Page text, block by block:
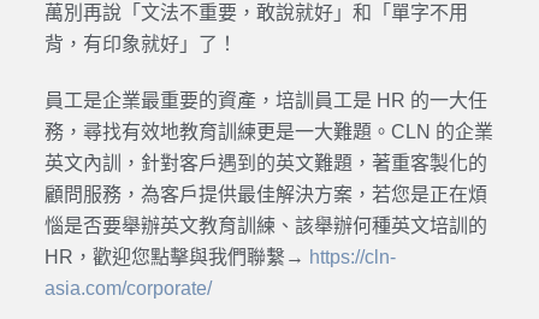
萬別再說「文法不重要，敢說就好」和「單字不用
背，有印象就好」了！
員工是企業最重要的資產，培訓員工是 HR 的一大任
務，尋找有效地教育訓練更是一大難題。CLN 的企業
英文內訓，針對客戶遇到的英文難題，著重客製化的
顧問服務，為客戶提供最佳解決方案，若您是正在煩
惱是否要舉辦英文教育訓練、該舉辦何種英文培訓的
HR，歡迎您點擊與我們聯繫→ https://cln-
asia.com/corporate/